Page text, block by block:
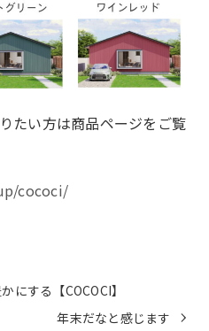
たい方は商品ページをご覧
cococi/
にする【COCOCI】
年末だなと感じます